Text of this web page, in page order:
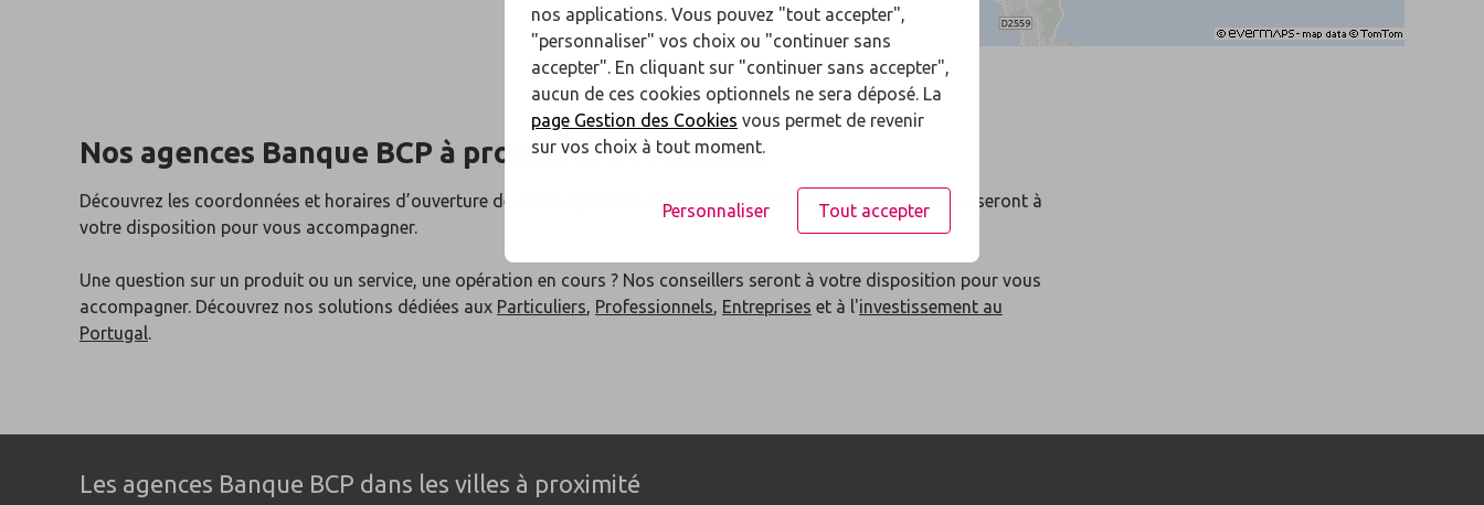
Nos agences Banque BCP à proximité de Mougins
Découvrez les coordonnées et horaires d’ouverture de à proximité de Mougins: nos conseillers y seront à
votre disposition pour vous accompagner.
Une question sur un produit ou un service, une opération en cours ? Nos conseillers seront à votre disposition pour vous
accompagner. Découvrez nos solutions dédiées aux Particuliers, Professionnels, Entreprises et à l'investissement au
Portugal.
Les agences Banque BCP dans les villes à proximité
nos applications. Vous pouvez "tout accepter",
"personnaliser" vos choix ou "continuer sans
accepter". En cliquant sur "continuer sans accepter",
aucun de ces cookies optionnels ne sera déposé. La
page Gestion des Cookies vous permet de revenir
sur vos choix à tout moment.
Personnaliser Tout accepter